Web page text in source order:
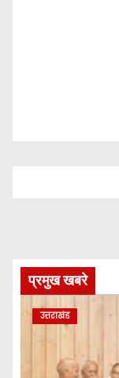
प्रमुख खबरे
उत्तराखंड